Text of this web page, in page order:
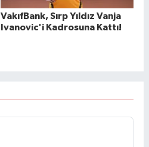
VakıfBank, Sırp Yıldız Vanja
Ivanovic'i Kadrosuna Kattı!